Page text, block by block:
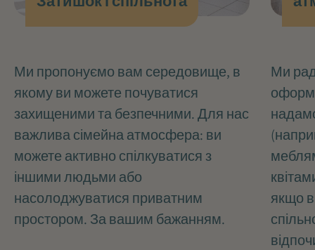
Ми пропонуємо вам середовище, в
якому ви можете почуватися
захищеними та безпечними. Для нас
важлива сімейна атмосфера: ви
можете активно спілкуватися з
іншими людьми або
насолоджуватися приватним
простором. За вашим бажанням.
Ми
якщо